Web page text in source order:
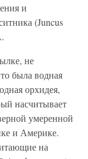
и
(Juncus
не
была водная
орхидея,
насчитывает
умеренной
и Америке.
на